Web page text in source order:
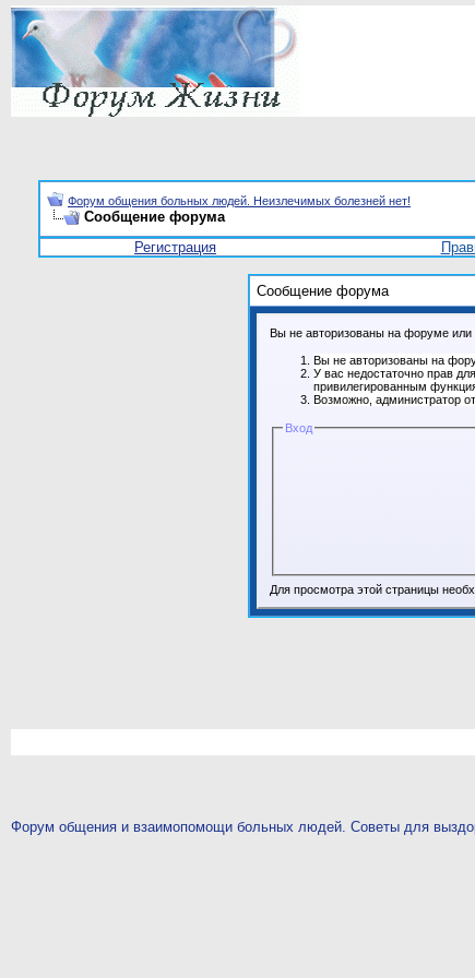
Форум общения больных людей. Неизлечимых болезней нет!
Сообщение форума
Регистрация
Сообщение форума
Вы не авторизованы на форуме или
Вы не авторизованы на
У вас недостаточно прав
привилегированным
Возможно, администратор
Вход
Для просмотра этой страницы
Форум общения и взаимопомощи больных людей. Советы для